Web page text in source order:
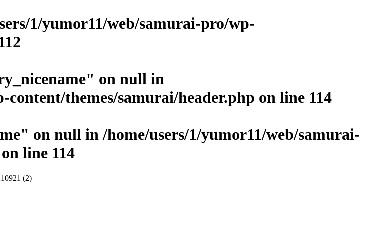
1/yumor11/web/samurai-pro/wp-
on null in
themes/samurai/header.php on line 114
on null in/home/users/1/yumor11/web/samurai-
on line 114
(2)